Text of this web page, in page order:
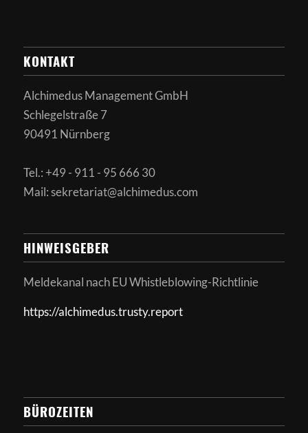
KONTAKT
Alchimedus Management GmbH
Schlegelstraße 7
90491 Nürnberg
Tel.: +49 - 911 - 95 666 30
Mail: sekretariat@alchimedus.com
HINWEISGEBER
Meldekanal nachEU Whistleblowing-Richtlinie
https://alchimedus.trusty.report
BÜROZEITEN